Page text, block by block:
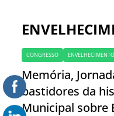
CONGRESSO
Memória,
bastidores da
Municipal sobre